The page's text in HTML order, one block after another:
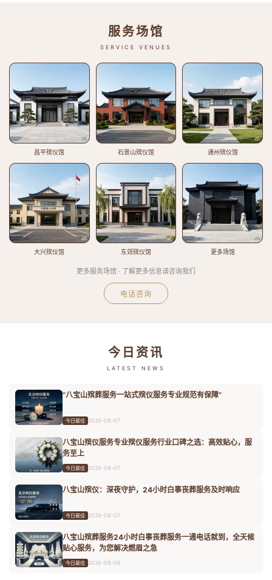
服务场馆
SERVICE VENUES
昌平殡仪馆 石景山殡仪馆 通州殡仪馆
大兴殡仪馆 东郊殡仪馆 更多场馆
更多服务场馆 · 了解更多信息请咨询我们
电话咨询
今日资讯
LATEST NEWS
“八宝山殡葬服务一站式殡仪服务专业规范有保障”
今日最佳 2026-08-07
八宝山殡仪服务专业殡仪服务行业口碑之选：高效贴心，服
务至上
今日最佳 2026-08-07
八宝山殡仪：深夜守护，24小时白事丧葬服务及时响应
今日最佳 2026-08-07
八宝山殡葬服务24小时白事丧葬服务一通电话就到，全天候
贴心服务，为您解决燃眉之急
今日最佳 2026-08-06